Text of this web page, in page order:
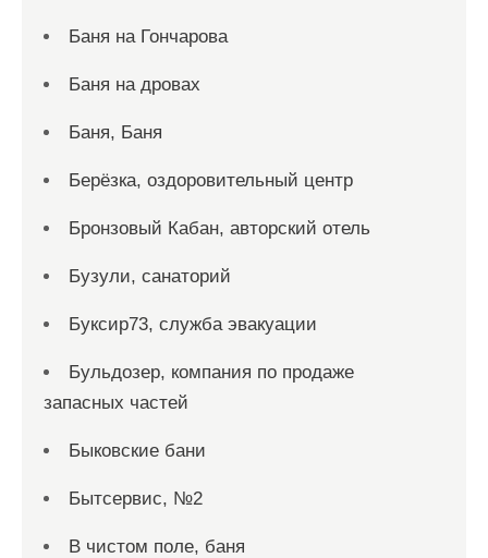
Баня на Гончарова
Баня на дровах
Баня, Баня
Берёзка, оздоровительный центр
Бронзовый Кабан, авторский отель
Бузули, санаторий
Буксир73, служба эвакуации
Бульдозер, компания по продаже
запасных частей
Быковские бани
Бытсервис, №2
В чистом поле, баня